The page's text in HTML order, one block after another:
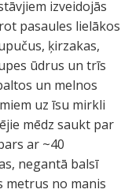
izveidojās
pasaules lielākos
ķirzakas,
ūdrus un trīs
un melnos
uz īsu mirkli
mēdz saukt par
ar ~40
negantā balsī
metrus no manis